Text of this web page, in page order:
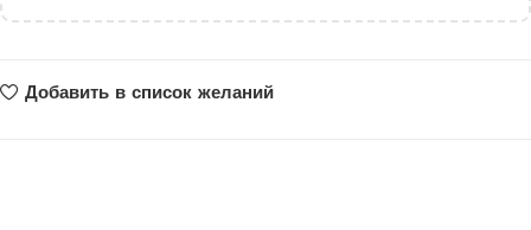
Добавить в список желаний